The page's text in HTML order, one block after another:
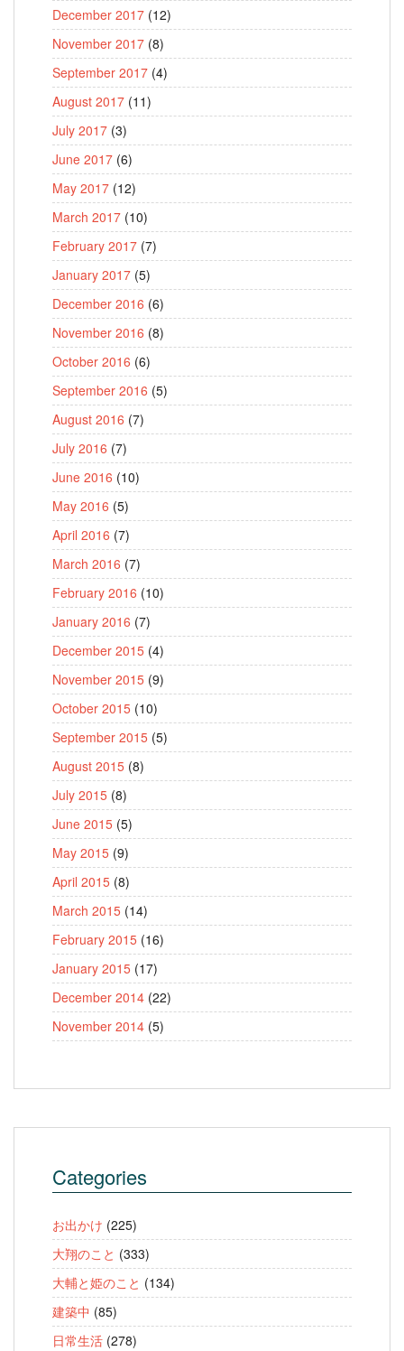
December 2017 (12)
November 2017 (8)
September 2017 (4)
August 2017 (11)
July 2017 (3)
June 2017 (6)
May 2017 (12)
March 2017 (10)
February 2017 (7)
January 2017 (5)
December 2016 (6)
November 2016 (8)
October 2016 (6)
September 2016 (5)
August 2016 (7)
July 2016 (7)
June 2016 (10)
May 2016 (5)
April 2016 (7)
March 2016 (7)
February 2016 (10)
January 2016 (7)
December 2015 (4)
November 2015 (9)
October 2015 (10)
September 2015 (5)
August 2015 (8)
July 2015 (8)
June 2015 (5)
May 2015 (9)
April 2015 (8)
March 2015 (14)
February 2015 (16)
January 2015 (17)
December 2014 (22)
November 2014 (5)
Categories
お出かけ (225)
大翔のこと (333)
大輔と姫のこと (134)
建築中 (85)
日常生活 (278)